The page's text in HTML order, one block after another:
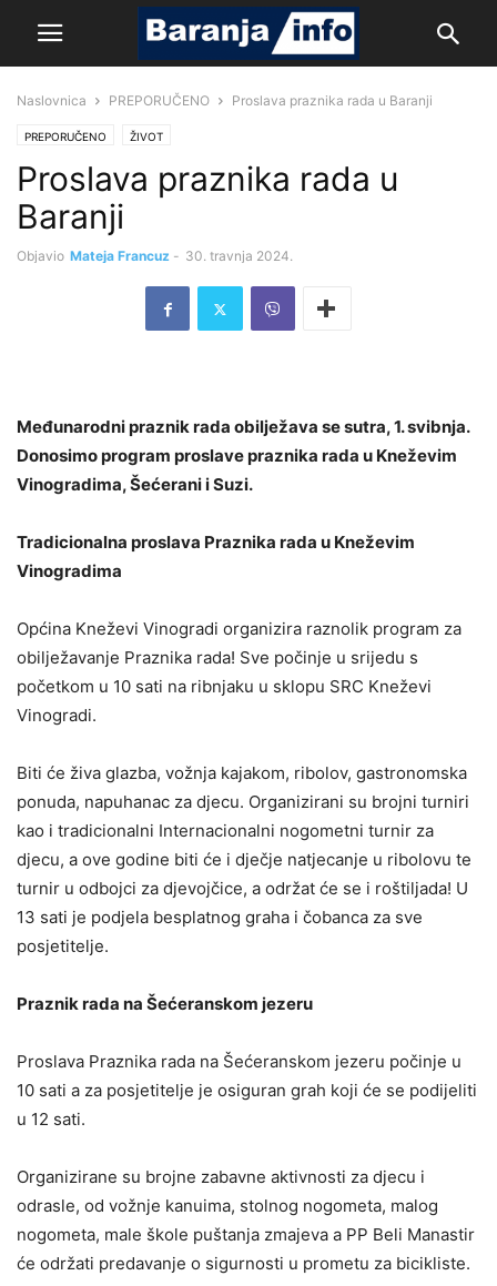
Naslovnica PREPORUČENO Proslava praznika rada u Baranji
PREPORUČENO ŽIVOT
Proslava praznika rada u
Baranji
Objavio Mateja Francuz - 30. travnja 2024.
Međunarodni praznik rada obilježava se sutra, 1. svibnja.
Donosimo program proslave praznika rada u Kneževim
Vinogradima, Šećerani i Suzi.
Tradicionalna proslava Praznika rada u Kneževim
Vinogradima
Općina Kneževi Vinogradi organizira raznolik program za
obilježavanje Praznika rada! Sve počinje u srijedu s
početkom u 10 sati na ribnjaku u sklopu SRC Kneževi
Vinogradi.
Biti će živa glazba, vožnja kajakom, ribolov, gastronomska
ponuda, napuhanac za djecu. Organizirani su brojni turniri
kao i tradicionalni Internacionalni nogometni turnir za
djecu, a ove godine biti će i dječje natjecanje u ribolovu te
turnir u odbojci za djevojčice, a održat će se i roštiljada! U
13 sati je podjela besplatnog graha i čobanca za sve
posjetitelje.
Praznik rada na Šećeranskom jezeru
Proslava Praznika rada na Šećeranskom jezeru počinje u
10 sati a za posjetitelje je osiguran grah koji će se podijeliti
u 12 sati.
Organizirane su brojne zabavne aktivnosti za djecu i
odrasle, od vožnje kanuima, stolnog nogometa, malog
nogometa, male škole puštanja zmajeva a PP Beli Manastir
će održati predavanje o sigurnosti u prometu za bicikliste.